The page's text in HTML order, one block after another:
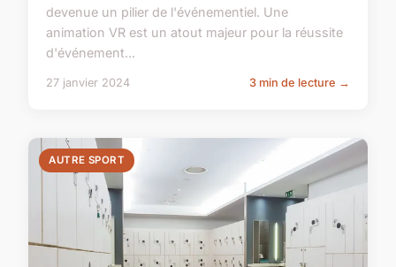
devenue un pilier de l'événementiel. Une
animation VR est un atout majeur pour la réussite
d'événement...
27 janvier 2024 3 min de lecture →
AUTRE SPORT